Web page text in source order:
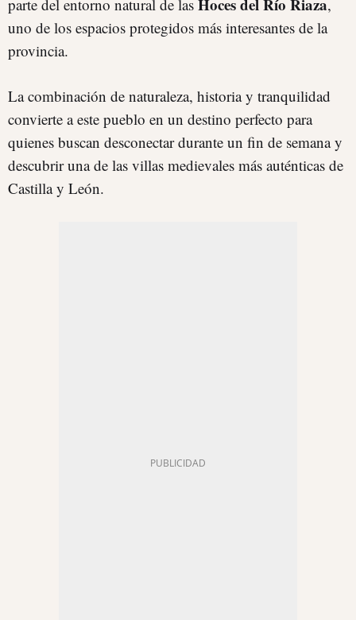
parte del entorno natural de las Hoces del Río Riaza,
uno de los espacios protegidos más interesantes de la
provincia.
La combinación de naturaleza, historia y tranquilidad
convierte a este pueblo en un destino perfecto para
quienes buscan desconectar durante un fin de semana y
descubrir una de las villas medievales más auténticas de
Castilla y León.